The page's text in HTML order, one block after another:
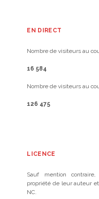
EN DIRECT
Nombre de visiteurs au
16 584
Nombre de visiteurs au
126 475
LICENCE
Sauf mention
propriété de leur auteur
NC.